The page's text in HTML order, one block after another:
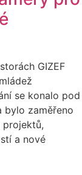
GIZEF
se konalo pod
bylo zaměřeno
projektů,
a nové